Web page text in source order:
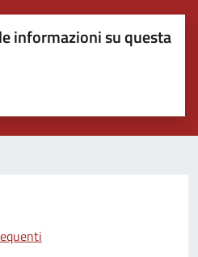
informazioni su questa
su 5
su 5